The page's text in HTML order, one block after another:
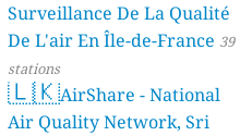
Surveillance De La Qualité
De L'air En Île-de-France 39
stations
🇱🇰AirShare - National
Air Quality Network, Sri